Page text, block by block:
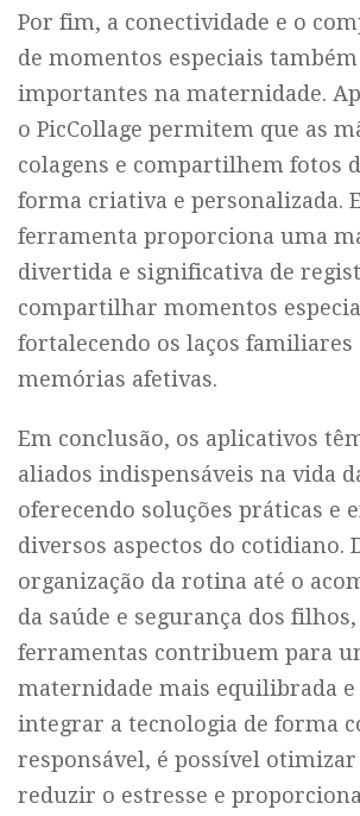
Por fim, a conectividade e o
de momentos especiais também
importantes na maternidade.
o PicCollage permitem que as
colagens e compartilhem fotos
forma criativa e personalizada.
ferramenta proporciona uma
divertida e significativa de
compartilhar momentos
fortalecendo os laços familiares
memórias afetivas.
Em conclusão, os aplicativos
aliados indispensáveis na vida
oferecendo soluções práticas e
diversos aspectos do cotidiano.
organização da rotina até o
da saúde e segurança dos filhos,
ferramentas contribuem para
maternidade mais equilibrada
integrar a tecnologia de forma
responsável, é possível
reduzir o estresse e